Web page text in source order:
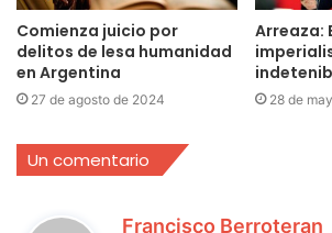
Comienza juicio por
delitos de lesa humanidad
en Argentina
27 de agosto de 2024
Arreaza:
28 de
Un comentario
Francisco Berroteran